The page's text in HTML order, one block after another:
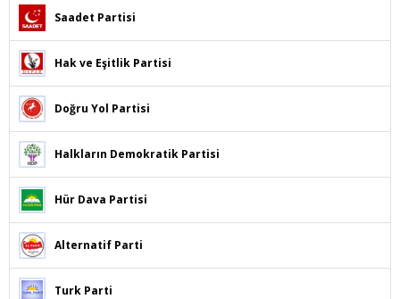
Saadet Partisi
Hak ve Eşitlik Partisi
Doğru Yol Partisi
Halkların Demokratik Partisi
Hür Dava Partisi
Alternatif Parti
Turk Parti